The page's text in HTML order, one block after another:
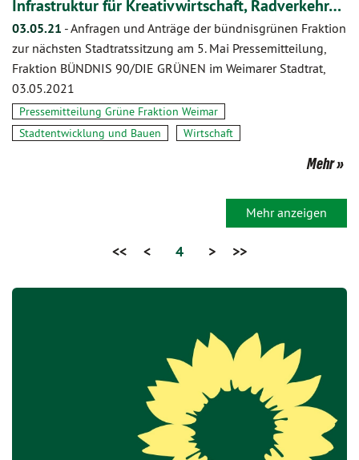
Infrastruktur für Kreativwirtschaft, Radverkehr…
03.05.21 -Anfragen und Anträge der bündnisgrünen Fraktion
zur nächsten Stadtratssitzung am 5. Mai Pressemitteilung,
Fraktion BÜNDNIS 90/DIE GRÜNEN im Weimarer Stadtrat,
03.05.2021
Pressemitteilung Grüne Fraktion Weimar
Stadtentwicklung und Bauen
Wirtschaft
Mehr
Mehr anzeigen
<< < 4 > >>